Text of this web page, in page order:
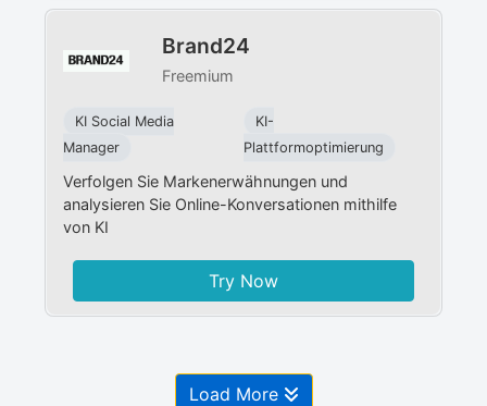
Brand24
Freemium
KI Social Media
Manager​
KI-
Plattformoptimierung
Verfolgen Sie Markenerwähnungen und
analysieren Sie Online-Konversationen mithilfe
von KI
Try Now
Load More